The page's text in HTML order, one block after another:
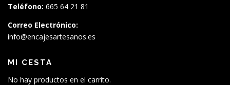
Teléfono: 665 64 21 81
Correo Electrónico:
info@encajesartesanos.es
MI CESTA
No hay productos en el carrito.